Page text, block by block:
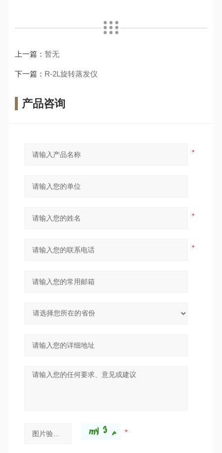
上一篇：暂无
下一篇： R-2L旋转蒸发仪
产品咨询